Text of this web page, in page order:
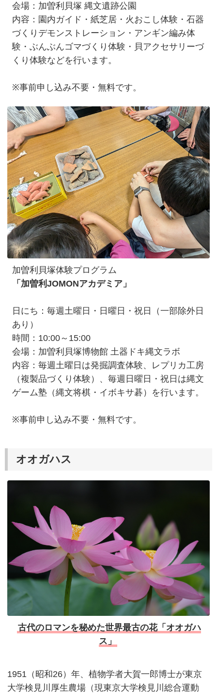
会場：加曽利貝塚 縄文遺跡公園
内容：園内ガイド・紙芝居・火おこし体験・石器
づくりデモンストレーション・アンギン編み体
験・ぶんぶんゴマづくり体験・貝アクセサリーづ
くり体験などを行います。
※事前申し込み不要・無料です。
加曽利貝塚体験プログラム
「加曽利JOMONアカデミア」
日にち：毎週土曜日・日曜日・祝日（一部除外日
あり）
時間：10:00～15:00
会場：加曽利貝塚博物館 土器ドキ縄文ラボ
内容：毎週土曜日は発掘調査体験、レプリカ工房
（複製品づくり体験）、毎週日曜日・祝日は縄文
ゲーム塾（縄文将棋・イボキサ碁）を行います。
※事前申し込み不要・無料です。
オオガハス
古代のロマンを秘めた世界最古の花「オオガハ
ス」
1951（昭和26）年、植物学者大賀一郎博士が東京
大学検見川厚生農場（現東京大学検見川総合運動